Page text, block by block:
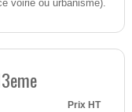
voirie ou urbanisme).
Prix HT